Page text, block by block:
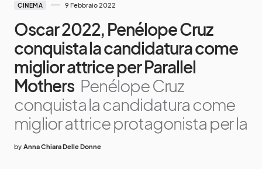
CINEMA 9 Febbraio 2022
Oscar 2022, Penélope Cruz
conquista la candidatura come
miglior attrice per Parallel
Mothers Penélope Cruz
conquista la candidatura come
miglior attrice protagonista per la
by Anna Chiara Delle Donne